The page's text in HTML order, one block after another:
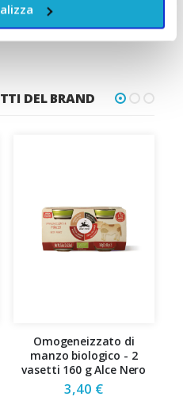
AGGIUNGI AL CARRELLO
DEL BRAND
Omogeneizzato di
manzo biologico - 2
vasetti 160 g Alce Nero
3,40 €